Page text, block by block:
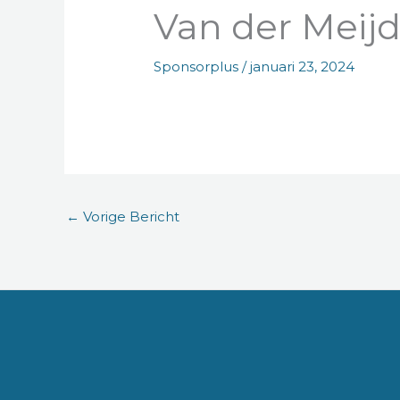
Van der
Sponsorplus /januari 23, 2024
← Vorige Bericht